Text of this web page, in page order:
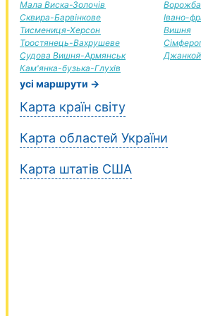
Мала Виска-Золочів
Сквира-Барвінкове
Тисмениця-Херсон
Тростянець-Вахрушеве
Судова Вишня-Армянськ
Кам'янка-бузька-Глухів
Івано-
Вишня
усі маршрути →
Карта країн світу
Карта областей України
Карта штатів США